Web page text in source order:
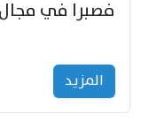
المزید